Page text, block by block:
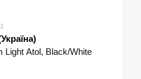
Light Atol, Black/White